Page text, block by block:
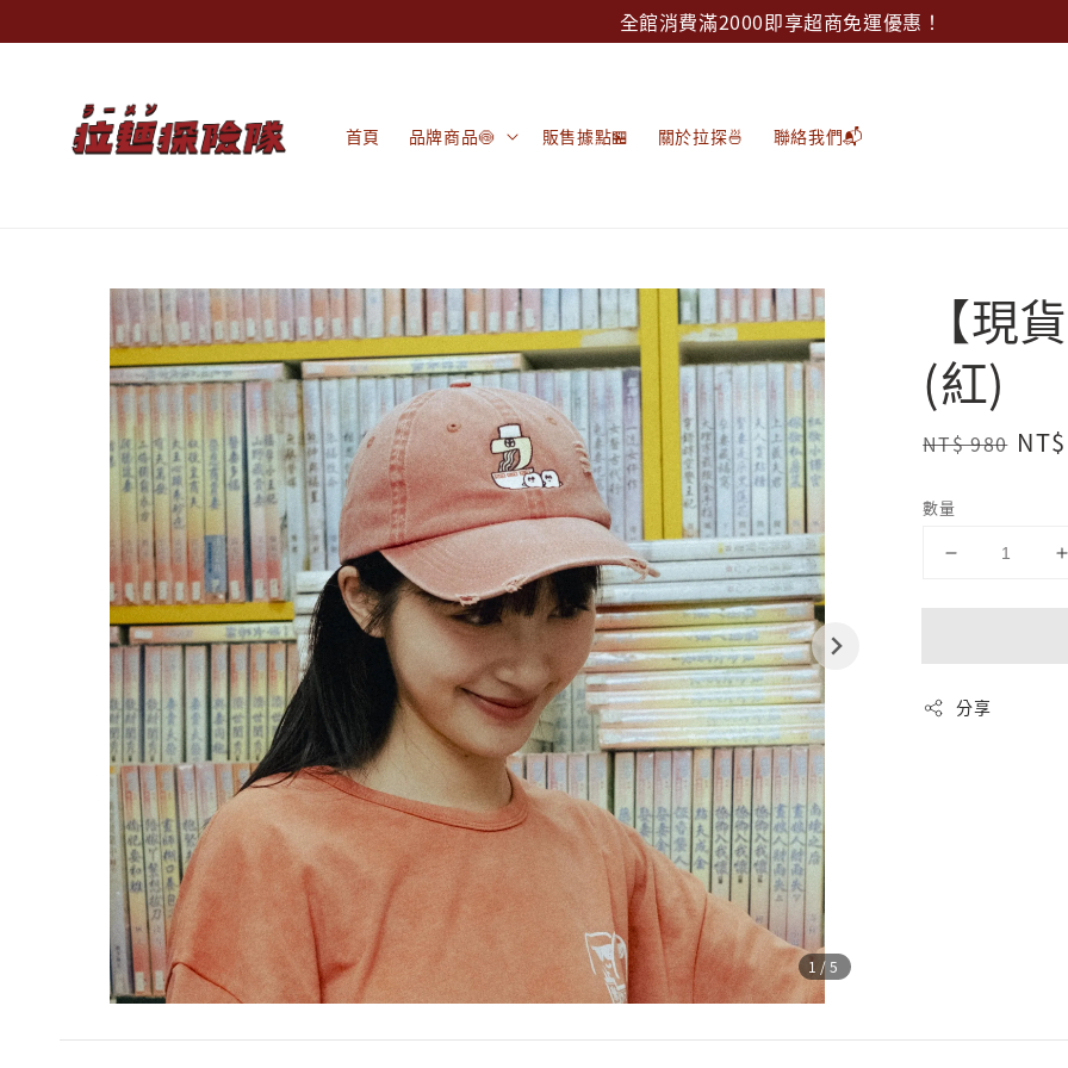
全館消費滿2000即享超商免運優惠！
首頁 品牌商品🍥 販售據點🏪 關於拉探🍜 聯絡我們📬
1 /5
【現
(紅)
Regular
NT$ 980 Sale
數量
分享